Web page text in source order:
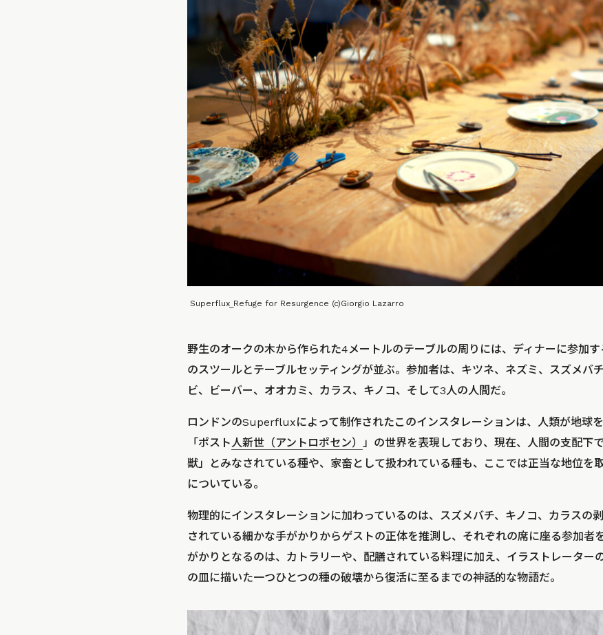
Superflux_Refuge for Resurgence (c)Giorgio Lazarro
野生のオークの木から作られた4メートルのテーブルの周りには、ディナーに参加
のスツールとテーブルセッティングが並ぶ。参加者は、キツネ、ネズミ、スズメバ
ビ、ビーバー、オオカミ、カラス、キノコ、そして3人の人間だ。
ロンドンのSuperfluxによって制作されたこのインスタレーションは、人類が地球
「ポスト人新世（アントロポセン） 」の世界を表現しており、現在、人間の支配下
獣」とみなされている種や、家畜として扱われている種も、ここでは正当な地位を
についている。
物理的にインスタレーションに加わっているのは、スズメバチ、キノコ、カラスの
されている細かな手がかりからゲストの正体を推測し、それぞれの席に座る参加者
がかりとなるのは、カトラリーや、配膳されている料理に加え、イラストレーター
の皿に描いた一つひとつの種の破壊から復活に至るまでの神話的な物語だ。